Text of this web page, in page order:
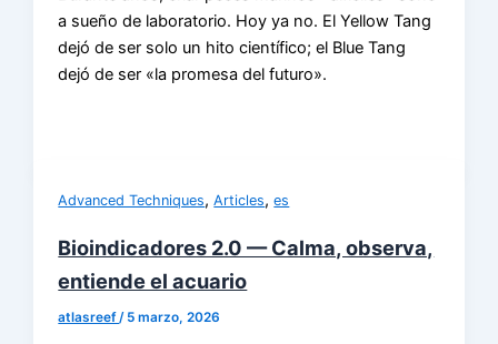
a sueño de laboratorio. Hoy ya no. El Yellow Tang
dejó de ser solo un hito científico; el Blue Tang
dejó de ser «la promesa del futuro».
Advanced Techniques,Articles,es
Bioindicadores 2.0 — Calma, observa,
entiende el acuario
atlasreef/ 5 marzo, 2026